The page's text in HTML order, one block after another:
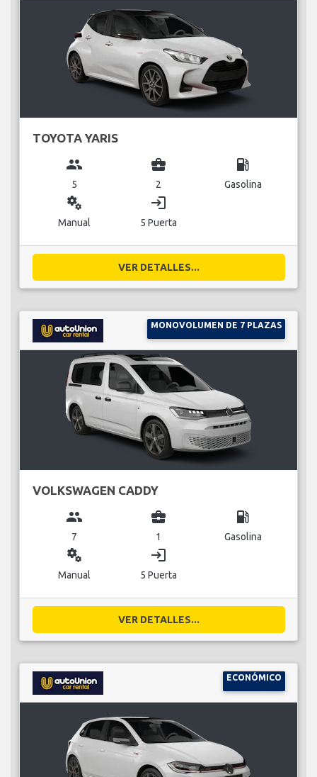
TOYOTA YARIS
group
5
business_center
2
local_gas_station
Gasolina
miscellaneous_services
Manual
login
5 Puerta
VER DETALLES...
MONOVOLUMEN DE 7 PLAZAS
VOLKSWAGEN CADDY
group
7
business_center
1
local_gas_station
Gasolina
miscellaneous_services
Manual
login
5 Puerta
VER DETALLES...
ECONÓMICO